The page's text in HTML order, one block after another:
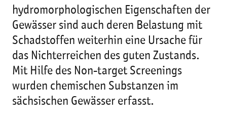
hydromorphologischen Eigenschaften der
Gewässer sind auch deren Belastung mit
Schadstoffen weiterhin eine Ursache für
das Nichterreichen des guten Zustands.
Mit Hilfe des Non-target Screenings
wurden chemischen Substanzen im
sächsischen Gewässer erfasst.